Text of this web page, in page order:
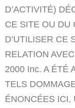
D’ACTIVITÉ)
CE SITE OU DU
D’UTILISER CE
RELATION
2000 Inc. A ÉTÉ
TELS
ÉNONCÉES ICI,